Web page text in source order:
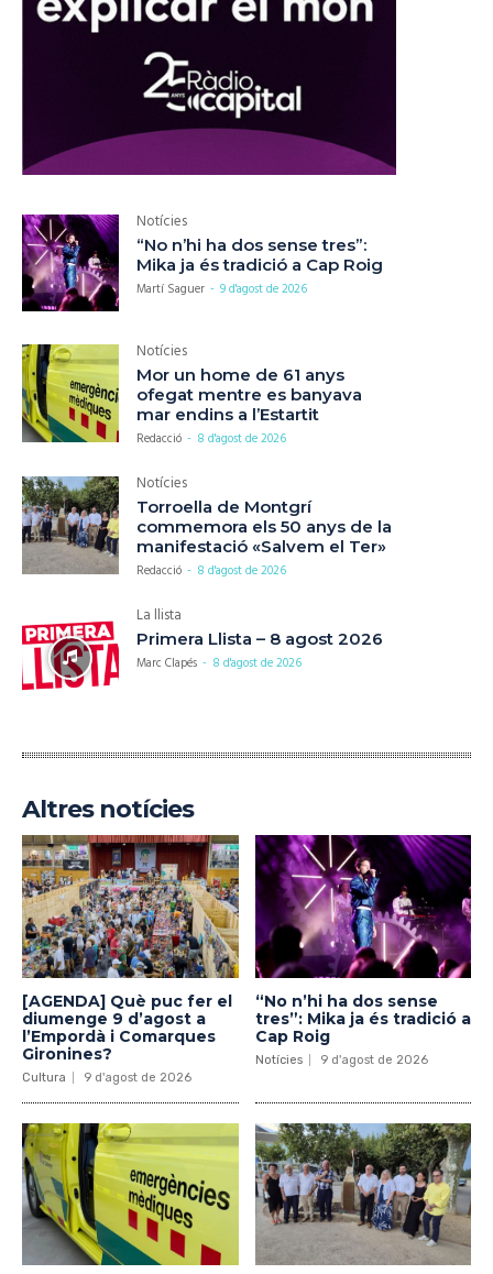
Notícies
“No n’hi ha dos sense tres”:
Mika ja és tradició a Cap Roig
Martí Saguer - 9 d'agost de 2026
Notícies
Mor un home de 61 anys
ofegat mentre es banyava
mar endins a l’Estartit
Redacció - 8 d'agost de 2026
Notícies
Torroella de Montgrí
commemora els 50 anys de la
manifestació «Salvem el Ter»
Redacció - 8 d'agost de 2026
La llista
Primera Llista – 8 agost 2026
Marc Clapés - 8 d'agost de 2026
Altres notícies
[AGENDA] Què puc fer el
diumenge 9 d’agost a
l’Empordà i Comarques
Gironines?
Cultura 9 d'agost de 2026
“No n’hi ha dos sense
tres”: Mika ja és tradició a
Cap Roig
Notícies 9 d'agost de 2026